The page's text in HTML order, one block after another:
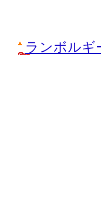
ランボルギ